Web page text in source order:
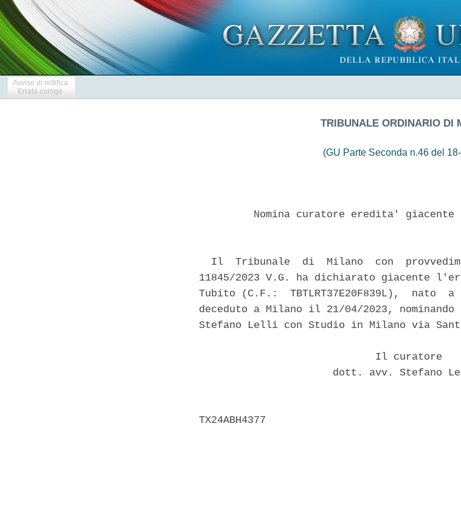
Avviso di rettifica
Errata corrige
TRIBUNALE ORDINARIO DI
(GU Parte Seconda n.46 del
Nomina curatore eredita' giacente
Il  Tribunale  di  Milano  con
11845/2023 V.G. ha dichiarato giacente
Tubito (C.F.:  TBTLRT37E20F839L),  nato
deceduto a Milano il 21/04/2023,
Stefano Lelli con Studio in Milano via
                             Il curatore
dott. avv. Stefano